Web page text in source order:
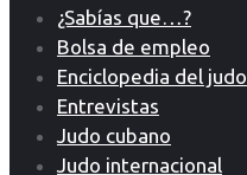
¿Sabías que…?
Bolsa de empleo
Enciclopedia del judo
Entrevistas
Judo cubano
Judo internacional